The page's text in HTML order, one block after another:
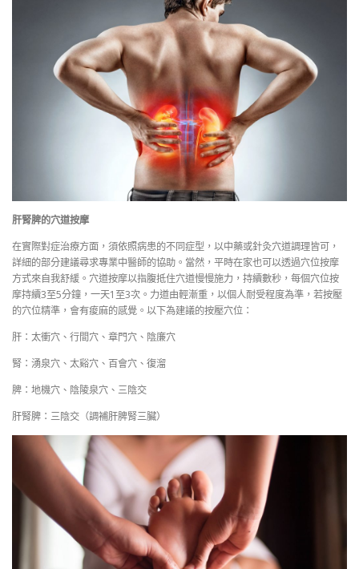
肝腎脾的穴道按摩
在實際對症治療方面，須依照病患的不同症型，以中藥或針灸穴道調理皆可，
詳細的部分建議尋求專業中醫師的協助。當然，平時在家也可以透過穴位按摩
方式來自我舒緩。穴道按摩以指腹抵住穴道慢慢施力，持續數秒，每個穴位按
摩持續3至5分鐘，一天1至3次。力道由輕漸重，以個人耐受程度為準，若按壓
的穴位精準，會有痠麻的感覺。以下為建議的按壓穴位：
肝：太衝穴、行間穴、章門穴、陰廉穴
腎：湧泉穴、太谿穴、百會穴、復溜
脾：地機穴、陰陵泉穴、三陰交
肝腎脾：三陰交（調補肝脾腎三臟）